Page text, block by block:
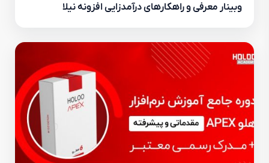
وبینار معرفی و راهکارهای درآمدزایی افزونه نیلا